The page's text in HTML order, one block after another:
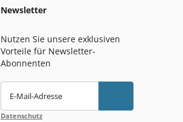
Newsletter
Nutzen Sie unsere exklusiven
Vorteile für Newsletter-
Abonnenten
E-Mail-Adresse
Datenschutz